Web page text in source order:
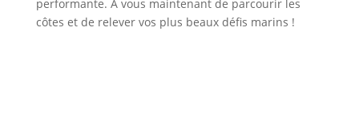
performante. À vous maintenant de parcourir les
côtes et de relever vos plus beaux défis marins !